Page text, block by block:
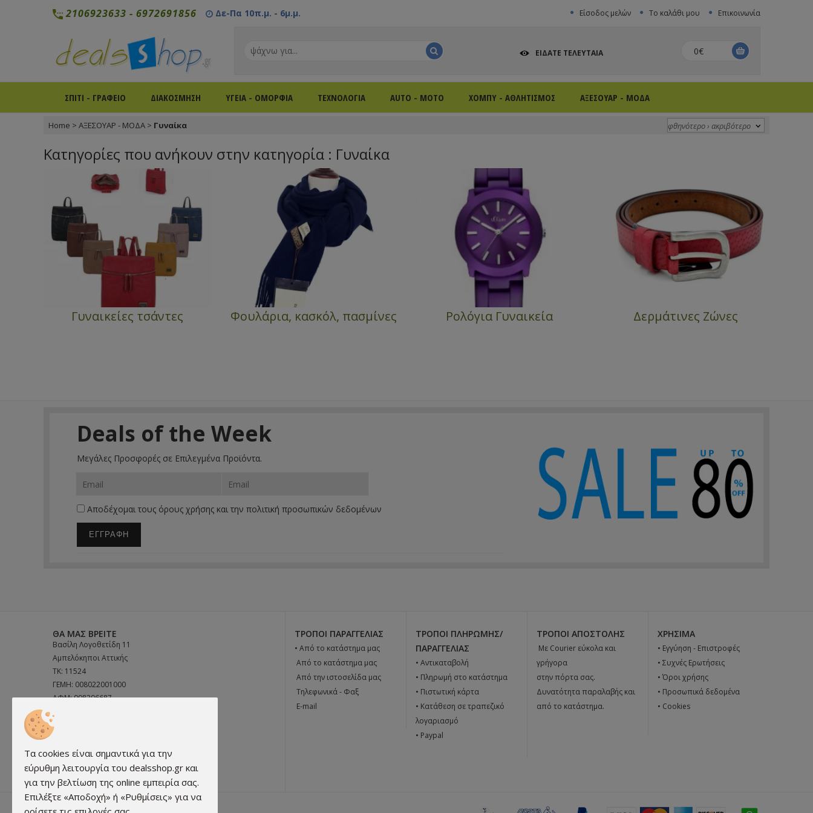
2106923633 - 6972691856 Δε-Πα 10π.μ. - 6μ.μ. Είσοδος μελών Το καλάθι μου Επικοινωνία
ΕΙΔΑΤΕ ΤΕΛΕΥΤΑΙΑ 0€
ΣΠΙΤΙ - ΓΡΑΦΕΙΟ ΔΙΑΚΟΣΜΗΣΗ ΥΓΕΙΑ - ΟΜΟΡΦΙΑ ΤΕΧΝΟΛΟΓΙΑ AUTO - MOTO ΧΟΜΠΥ - ΑΘΛΗΤΙΣΜΟΣ ΑΞΕΣΟΥΑΡ - ΜΟΔΑ
Home > ΑΞΕΣΟΥΑΡ - ΜΟΔΑ > Γυναίκα
Κατηγορίες που ανήκουν στην κατηγορία : Γυναίκα
Γυναικείες τσάντες Φουλάρια, κασκόλ, πασμίνες Ρολόγια Γυναικεία Δερμάτινες Ζώνες
Deals of the Week
Μεγάλες Προσφορές σε Επιλεγμένα Προϊόντα.
Αποδέχομαι τους όρους χρήσης και την πολιτική προσωπικών δεδομένων
ΕΓΓΡΑΦΗ
ΘΑ ΜΑΣ ΒΡΕΊΤΕ
Βασίλη Λογοθετίδη 11
Αμπελόκηποι Αττικής
ΤΚ: 11524
ΓΕΜΗ: 008022001000
ΑΦΜ: 998296687
ΤΗΛ:
Email:
info@dealsshop.gr
ΤΡΌΠΟΙ ΠΑΡΑΓΓΕΛΊΑΣ
• Από το κατάστημα μας
 Από το κατάστημα μας
 Από την ιστοσελίδα μας
 Tηλεφωνικά - Φαξ
 E-mail
ΤΡΌΠΟΙ ΠΛΗΡΩΜΉΣ/
ΠΑΡΑΓΓΕΛΊΑΣ
• Αντικαταβολή
• Πληρωμή στο κατάστημα
• Πιστωτική κάρτα
• Κατάθεση σε τραπεζικό
λογαριασμό
• Paypal
ΤΡΌΠΟΙ ΑΠΟΣΤΟΛΉΣ
 Με Courier εύκολα και
γρήγορα
στην πόρτα σας.
Δυνατότητα παραλαβής και
από το κατάστημα.
ΧΡΉΣΙΜΑ
• Εγγύηση - Επιστροφές
• Συχνές Ερωτήσεις
• Όροι χρήσης
• Προσωπικά δεδομένα
• Cookies
Τα cookies είναι σημαντικά για την
εύρυθμη λειτουργία του dealsshop.gr και
για την βελτίωση της online εμπειρία σας.
Επιλέξτε «Αποδοχή» ή «Ρυθμίσεις» για να